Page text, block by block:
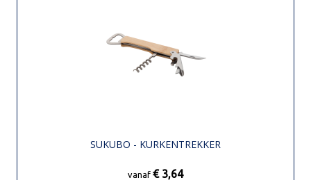
SUKUBO - KURKENTREKKER
vanaf € 3,64